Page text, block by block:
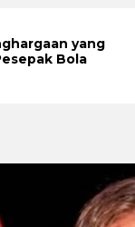
yang
Bola